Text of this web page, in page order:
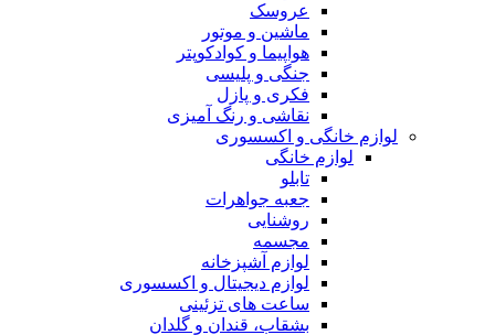
عروسک
ماشین و موتور
هواپیما و کوادکوپتر
جنگی و پلیسی
فکری و پازل
نقاشی و رنگ آمیزی
لوازم خانگی و اکسسوری
لوازم خانگی
تابلو
جعبه جواهرات
روشنایی
مجسمه
لوازم آشپزخانه
لوازم دیجیتال و اکسسوری
ساعت های تزئینی
بشقاب، قندان و گلدان